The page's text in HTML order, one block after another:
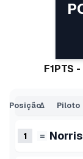
F1PTS
PosiçãoΔ Piloto
1 = Norris